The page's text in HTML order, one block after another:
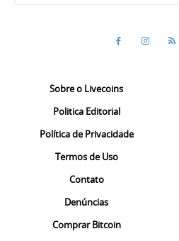
Sobre o Livecoins
Politica Editorial
Política de Privacidade
Termos de Uso
Contato
Denúncias
Comprar Bitcoin